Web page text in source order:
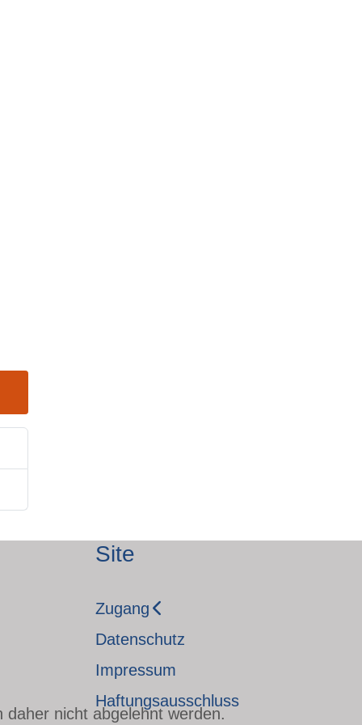
Site
Zugang
Datenschutz
Impressum
Haftungsausschluss
nicht abgelehnt werden.